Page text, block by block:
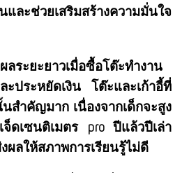
ละช่วยเสริมสร้างความมั่นใจ
ลระยะยาวเมื่อซื้อโต๊ะทำงาน
ะประหยัดเงิน โต๊ะและเก้าอี้ที่
สำคัญมาก เนื่องจากเด็กจะสูง
ดเซนติเมตร pro ปีแล้วปีเล่า
ผลให้สภาพการเรียนรู้ไม่ดี